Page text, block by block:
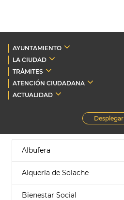
AYUNTAMIENTO
LA CIUDAD
TRÁMITES
ATENCIÓN CIUDADANA
ACTUALIDAD
Desplegar
Albufera
Alquería de Solache
Bienestar Social